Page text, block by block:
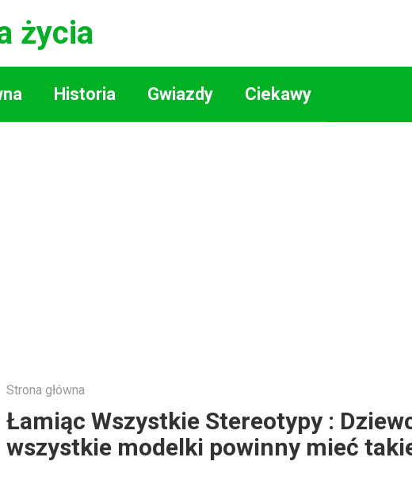
życia
Historia Gwiazdy Ciekawy
Strona główna
Łamiąc Wszystkie Stereotypy :
wszystkie modelki powinny mieć